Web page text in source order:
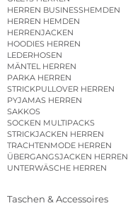
HERREN BUSINESSHEMDEN
HERREN HEMDEN
HERRENJACKEN
HOODIES HERREN
LEDERHOSEN
MÄNTEL HERREN
PARKA HERREN
STRICKPULLOVER HERREN
PYJAMAS HERREN
SAKKOS
SOCKEN MULTIPACKS
STRICKJACKEN HERREN
TRACHTENMODE HERREN
ÜBERGANGSJACKEN HERREN
UNTERWÄSCHE HERREN
Taschen & Accessoires